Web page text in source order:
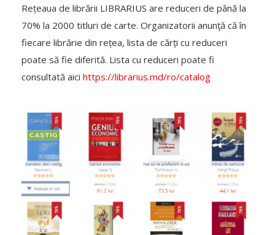
Rețeaua de librării LIBRARIUS are reduceri de până la
70% la 2000 titluri de carte. Organizatorii anunţă că în
fiecare librărie din rețea, lista de cărți cu reduceri
poate să fie diferită. Lista cu reduceri poate fi
consultată aici https://librarius.md/ro/catalog